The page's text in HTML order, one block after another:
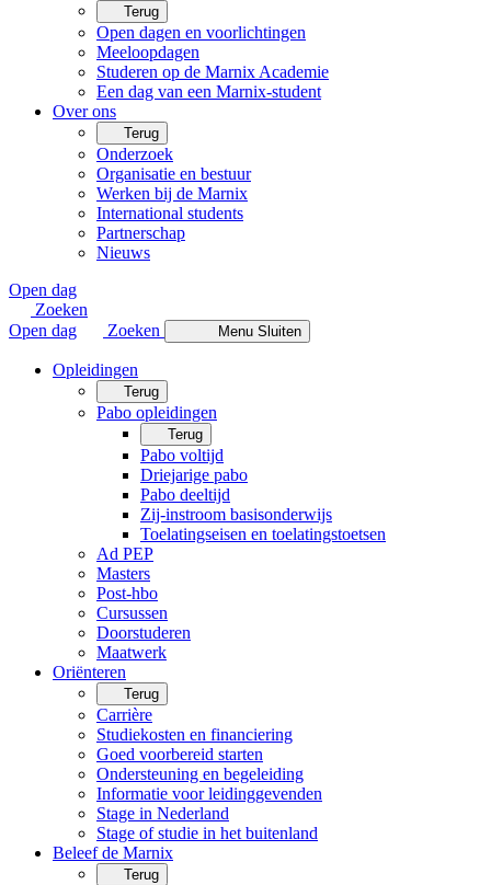
Terug
Open dagen en voorlichtingen
Meeloopdagen
Studeren op de Marnix Academie
Een dag van een Marnix-student
Over ons
Terug
Onderzoek
Organisatie en bestuur
Werken bij de Marnix
International students
Partnerschap
Nieuws
Open dag
Zoeken
Open dag
Zoeken Menu Sluiten
Opleidingen
Terug
Pabo opleidingen
Terug
Pabo voltijd
Driejarige pabo
Pabo deeltijd
Zij-instroom basisonderwijs
Toelatingseisen en toelatingstoetsen
Ad PEP
Masters
Post-hbo
Cursussen
Doorstuderen
Maatwerk
Oriënteren
Terug
Carrière
Studiekosten en financiering
Goed voorbereid starten
Ondersteuning en begeleiding
Informatie voor leidinggevenden
Stage in Nederland
Stage of studie in het buitenland
Beleef de Marnix
Terug